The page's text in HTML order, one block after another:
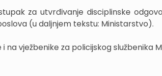
za utvrđivanje disciplinske
(u daljnjem tekstu: Ministarstvo).
na vježbenike za policijskog službenika